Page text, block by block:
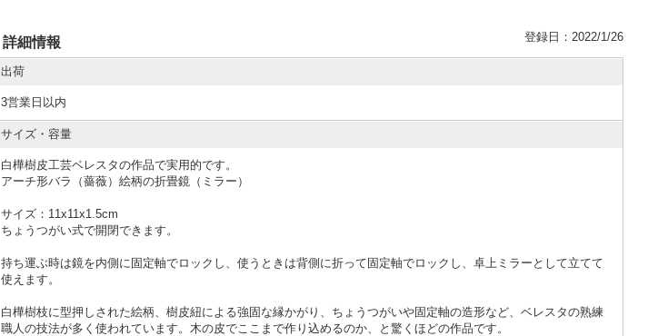
詳細情報 登録日：2022/1/26
出荷
3営業日以内
サイズ・容量
白樺樹皮工芸ベレスタの作品で実用的です。
アーチ形バラ（薔薇）絵柄の折畳鏡（ミラー）
サイズ：11x11x1.5cm
ちょうつがい式で開閉できます。
持ち運ぶ時は鏡を内側に固定軸でロックし、使うときは背側に折って固定軸でロックし、卓上ミラーとして立てて
使えます。
白樺樹枝に型押しされた絵柄、樹皮紐による強固な縁かがり、ちょうつがいや固定軸の造形など、ベレスタの熟練
職人の技法が多く使われています。木の皮でここまで作り込めるのか、と驚くほどの作品です。